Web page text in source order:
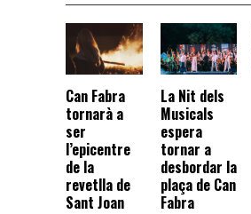
Can Fabra
tornarà a
ser
l’epicentre
de la
revetlla de
Sant Joan
La Nit dels
Musicals
espera
tornar a
desbordar la
plaça de Can
Fabra